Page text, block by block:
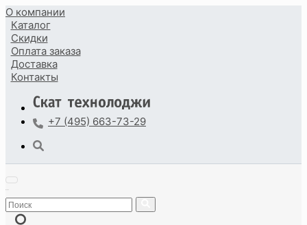
О компании
Каталог
Скидки
Оплата заказа
Доставка
Контакты
+7 (495) 663-73-29